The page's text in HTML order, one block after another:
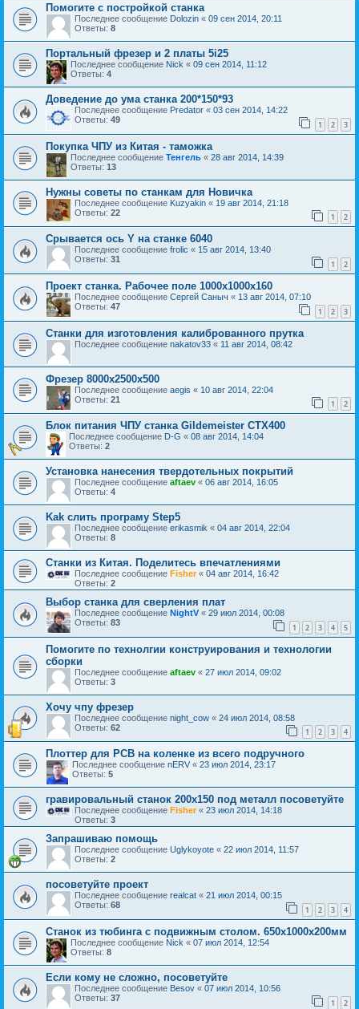
Помогите с постройкой станка
Последнее сообщение Dolozin « 09 сен 2014, 20:11
Ответы: 8
Портальный фрезер и 2 платы 5i25
Последнее сообщение Nick « 09 сен 2014, 11:12
Ответы: 4
Доведение до ума станка 200*150*93
Последнее сообщение Predator « 03 сен 2014, 14:22
Ответы: 49 1 2 3
Покупка ЧПУ из Китая - таможка
Последнее сообщение Тенгель « 28 авг 2014, 14:39
Ответы: 13
Нужны советы по станкам для Новичка
Последнее сообщение Kuzyakin « 19 авг 2014, 21:18
Ответы: 22 1 2
Срывается ось Y на станке 6040
Последнее сообщение frolic « 15 авг 2014, 13:40
Ответы: 31 1 2
Проект станка. Рабочее поле 1000х1000х160
Последнее сообщение Сергей Саныч « 13 авг 2014, 07:10
Ответы: 47 1 2 3
Станки для изготовления калиброванного прутка
Последнее сообщение nakatov33 « 11 авг 2014, 08:42
Фрезер 8000х2500х500
Последнее сообщение aegis « 10 авг 2014, 22:04
Ответы: 21 1 2
Блок питания ЧПУ станка Gildemeister CTX400
Последнее сообщение D-G « 08 авг 2014, 14:04
Ответы: 2
Установка нанесения твердотельных покрытий
Последнее сообщение aftaev « 06 авг 2014, 16:05
Ответы: 4
Kak слить програму Step5
Последнее сообщение erikasmik « 04 авг 2014, 22:04
Ответы: 8
Станки из Китая. Поделитесь впечатлениями
Последнее сообщение Fisher« 04 авг 2014, 16:42
Ответы: 2
Выбор станка для сверления плат
Последнее сообщение NightV « 29 июл 2014, 00:08
Ответы: 83 1 2 3 4 5
Помогите по технолгии конструирования и технологии
сборки
Последнее сообщение aftaev « 27 июл 2014, 09:02
Ответы: 3
Хочу чпу фрезер
Последнее сообщение night_cow « 24 июл 2014, 08:58
Ответы: 62 1 2 3 4
Плоттер для PCB на коленке из всего подручного
Последнее сообщение nERV « 23 июл 2014, 23:17
Ответы: 5
гравировальный станок 200х150 под металл посоветуйте
Последнее сообщение Fisher« 23 июл 2014, 14:18
Ответы: 3
Запрашиваю помощь
Последнее сообщение Uglykoyote « 22 июл 2014, 11:57
Ответы: 2
посоветуйте проект
Последнее сообщение realcat « 21 июл 2014, 00:15
Ответы: 68 1 2 3 4
Станок из тюбинга с подвижным столом. 650х1000х200мм
Последнее сообщение Nick « 07 июл 2014, 12:54
Ответы: 8
Если кому не сложно, посоветуйте
Последнее сообщение Besov « 07 июл 2014, 10:56
Ответы: 37 1 2